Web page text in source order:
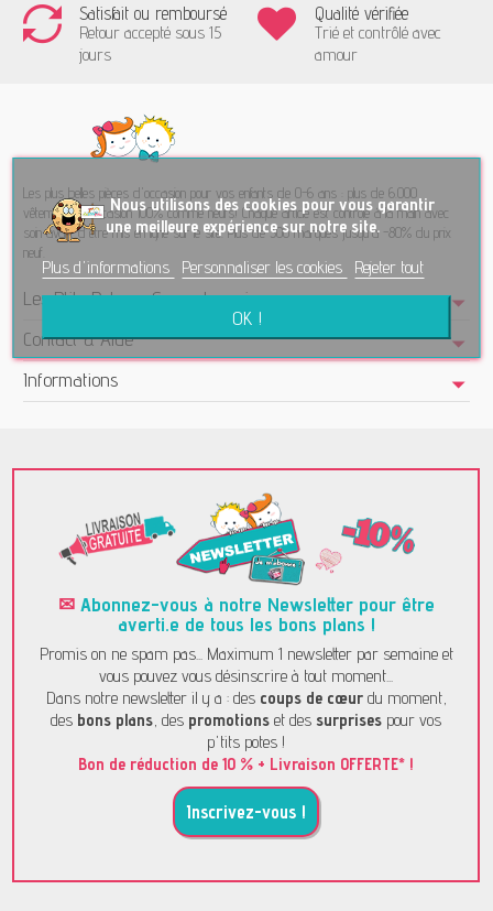
Satisfait ou remboursé
Retour accepté sous 15
jours
Qualité vérifiée
Trié et contrôlé avec
amour
Les plus belles pièces d'occasion pour vos enfants de 0-6 ans : plus de 6.000
vêtements d'occasion 100% comme neufs! Chaque article est contrôlé à la main avec
soin avant d'être mis en ligne sur le site. Plus de 300 marques jusqu'à -80% du prix
neuf.
Les Ptits Potes - Seconde main
Contact & Aide
Informations
Nous utilisons des cookies pour vous garantir
une meilleure expérience sur notre site.
Plus d'informations
Personnaliser les cookies Rejeter tout
OK !
✉ Abonnez-vous à notre Newsletter pour être
averti.e de tous les bons plans !
Promis on ne spam pas... Maximum 1 newsletter par semaine et
vous pouvez vous désinscrire à tout moment...
Dans notre newsletter il y a : des coups de cœurdu moment,
des bons plans, des promotions et dessurprises pour vos
p'tits potes !
Bon de réduction de 10 % + Livraison OFFERTE* !
Inscrivez-vous !